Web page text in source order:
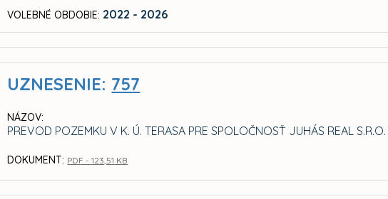
VOLEBNÉ OBDOBIE: 2022 - 2026
UZNESENIE: 757
NÁZOV:
PREVOD POZEMKU V K. Ú. TERASA PRE SPOLOČNOSŤ JUHÁS REAL
DOKUMENT: PDF - 123,51 KB